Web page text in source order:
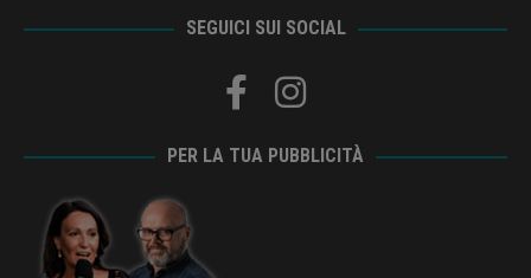
SEGUICI SUI SOCIAL
PER LA TUA PUBBLICITÀ